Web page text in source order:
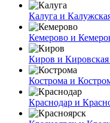
Калуга и
Кемерово и
Киров и Кировская
Кострома и
Краснодар и